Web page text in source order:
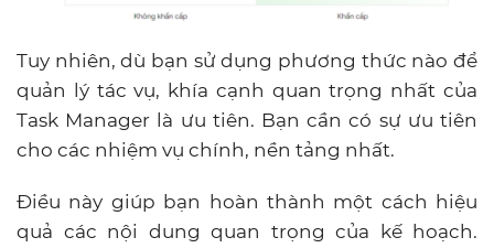
Tuy nhiên, dù bạn sử dụng phương thức nào để
quản lý tác vụ, khía cạnh quan trọng nhất của
Task Manager là ưu tiên. Bạn cần có sự ưu tiên
cho các nhiệm vụ chính, nền tảng nhất.
Điều này giúp bạn hoàn thành một cách hiệu
quả các nội dung quan trọng của kế hoạch.